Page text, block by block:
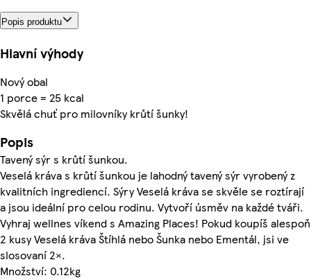
Popis produktu
Hlavní výhody
Nový obal
1 porce = 25 kcal
Skvělá chuť pro milovníky krůtí šunky!
Popis
Tavený sýr s krůtí šunkou.
Veselá kráva s krůtí šunkou je lahodný tavený sýr vyrobený z
kvalitních ingrediencí. Sýry Veselá kráva se skvěle se roztírají
a jsou ideální pro celou rodinu. Vytvoří úsměv na každé tváři.
Vyhraj wellnes víkend s Amazing Places! Pokud koupíš alespoň
2 kusy Veselá kráva Štíhlá nebo Šunka nebo Ementál, jsi ve
slosovaní 2×.
Množství: 0.12kg